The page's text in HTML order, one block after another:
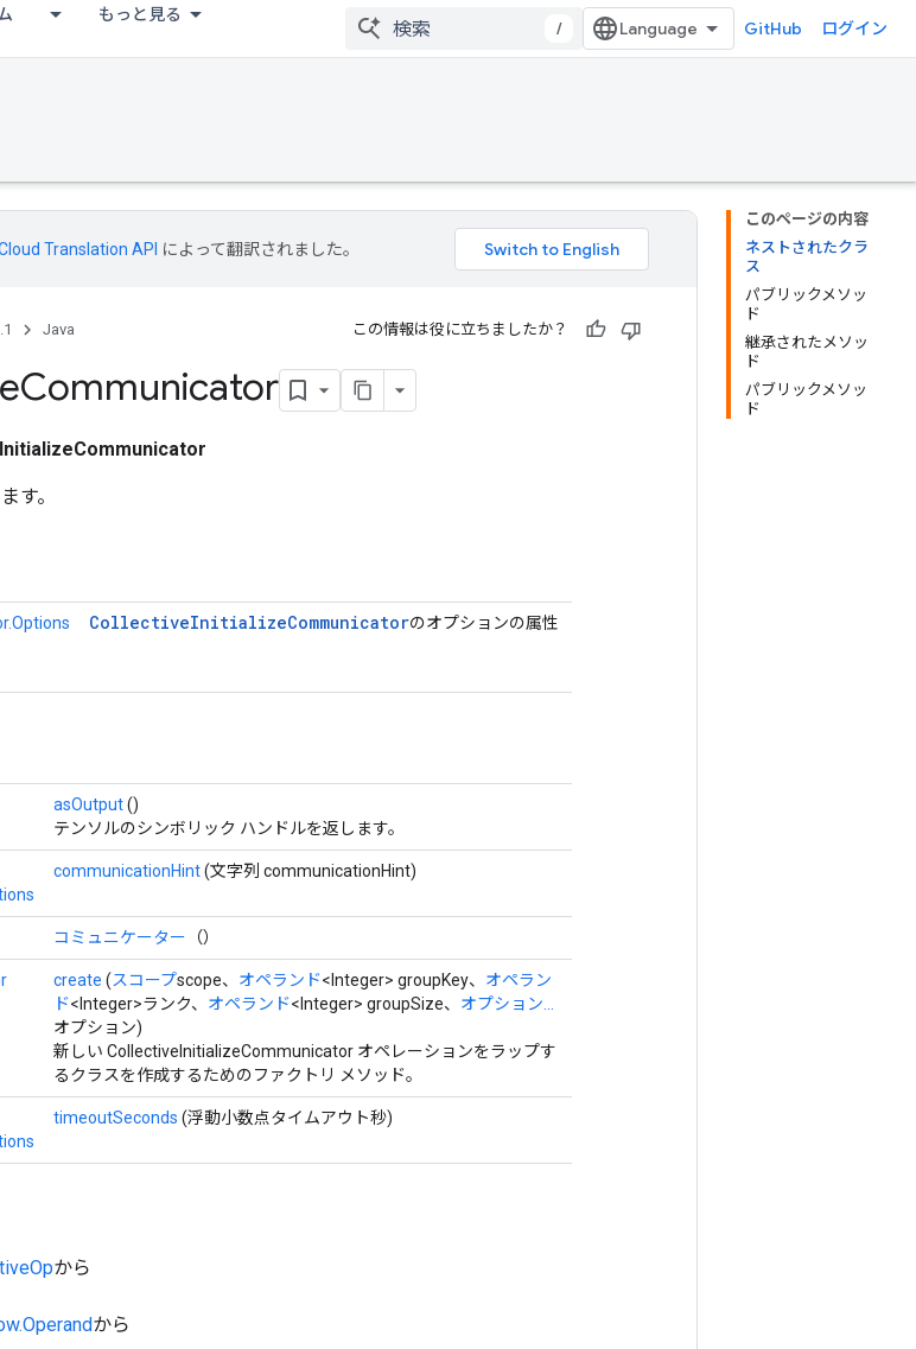
もっと見る
/ GitHub ログイン
このページの内容
ネストされたクラ
ス
パブリックメソッ
ド
継承されたメソッ
ド
パブリックメソッ
ド
Translation API によって翻訳されました。
Java この情報は役に立ちましたか？
Communicator
す。
CollectiveInitializeCommunicatorのオプションの属性
asOutput()
テンソルのシンボリック ハンドルを返します。
communicationHint(文字列 communicationHint)
コミュニケーター （）
create (スコープscope、 オペランド<Integer> groupKey、 オペラン
ド<Integer>ランク、 オペランド<Integer> groupSize、 オプション...
オプション)
新しい CollectiveInitializeCommunicator オペレーションをラップす
るクラスを作成するためのファクトリ メソッド。
timeoutSeconds (浮動小数点タイムアウト秒)
から
から